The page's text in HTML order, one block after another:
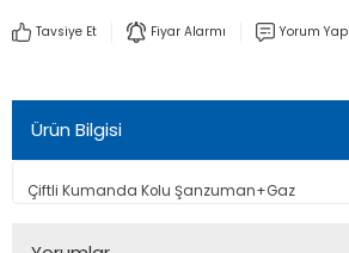
Tavsiye Et Fiyar Alarmı Yorum Yap
Ürün Bilgisi
Çiftli Kumanda Kolu Şanzuman+Gaz